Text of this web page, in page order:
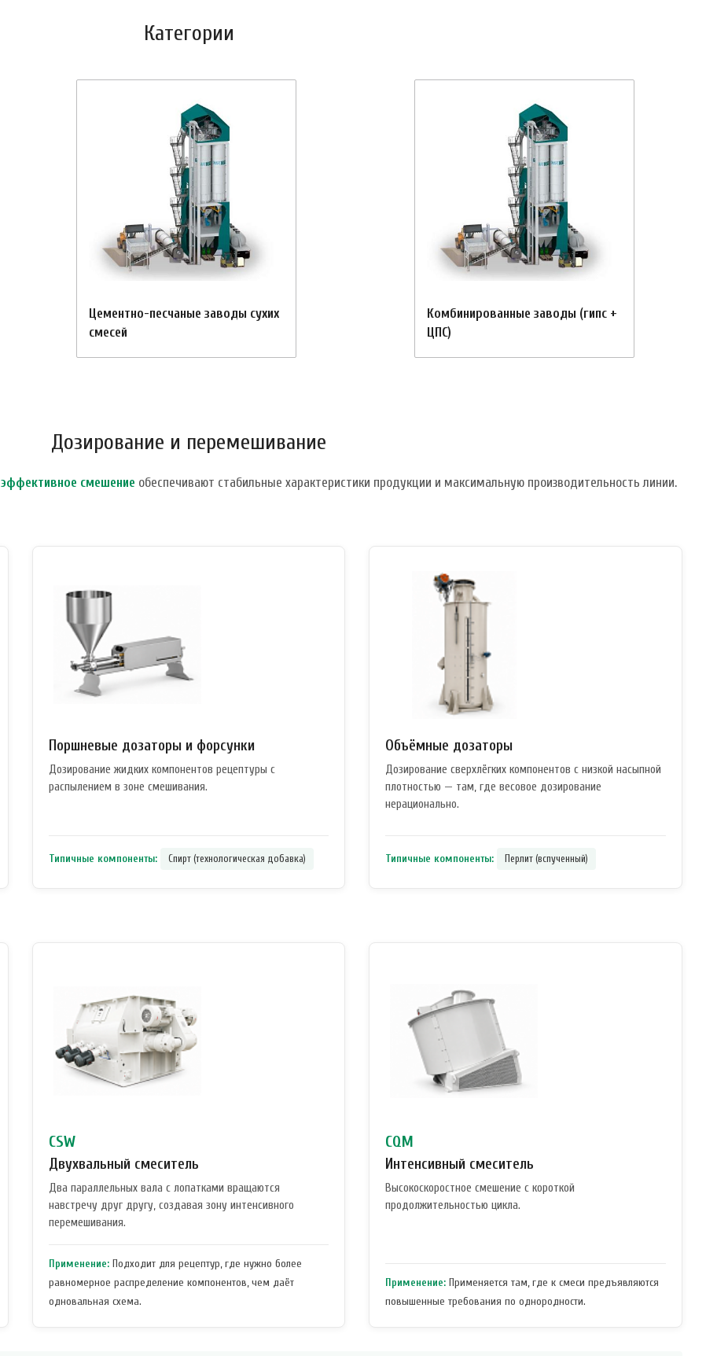
Категории
Цементно-песчаные заводы сухих
смесей
Комбинированные заводы (гипс +
ЦПС)
Дозирование и перемешивание
эффективное смешение обеспечивают стабильные характеристики продукции и максимальную производительность линии.
Поршневые дозаторы и форсунки
Дозирование жидких компонентов рецептуры с
распылением в зоне смешивания.
Типичные компоненты: Спирт (технологическая добавка)
Объёмные дозаторы
Дозирование сверхлёгких компонентов с низкой насыпной
плотностью — там, где весовое дозирование
нерационально.
Типичные компоненты: Перлит (вспученный)
CSW
Двухвальный смеситель
Два параллельных вала с лопатками вращаются
навстречу друг другу, создавая зону интенсивного
перемешивания.
Применение:Подходит для рецептур, где нужно более
равномерное распределение компонентов, чем даёт
одновальная схема.
CQM
Интенсивный смеситель
Высокоскоростное смешение с короткой
продолжительностью цикла.
Применение: Применяется там, где к смеси предъявляются
повышенные требования по однородности.